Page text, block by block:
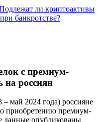
ли криптоактивы
банкротстве?
с премиум-
россиян
май 2024 года) россияне
приобретению премиум-
данные опубликованы